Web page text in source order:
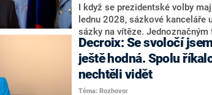
Zdeněk Nytra redakci řekl, že
některých senátorů z klubu a že
nepřítel, ale soupeř.
I když se prezidentské volby
lednu 2028, sázkové kanceláře
sázky na vítěze. Jednoznačným
hlava státu Petr Pavel. Daleko
zmiňují dva výrazné politiky
Andreje Babiše a ministra
Oblíbeným tipem samotných
Motoristy Filip Turek. Politolog
Decroix: Se svoločí
ještě hodná. Spolu
nechtěli vidět
Téma: Rozhovor